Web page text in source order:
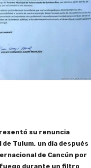
su renuncia
Tulum, un día después
de Cancún por
durante un filtro